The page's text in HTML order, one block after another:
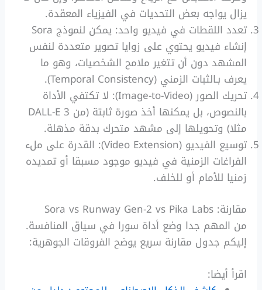
يزال يواجه بعض التحديات في الفيزياء المعقدة.
تعدد اللقطات في فيديو واحد: يمكن لنموذج Sora
إنشاء فيديو يحتوي على زوايا تصوير متعددة لنفس
المشهد دون أن تتغير ملامح الشخصيات، وهو ما
يعرف بـالثبات الزمني (Temporal Consistency).
تحريك الصور (Image-to-Video): لا تكتفي الأداة
بالنصوص، بل يمكنها أخذ صورة ثابتة (من DALL-E 3
مثلا) وتحويلها إلى مشهد متحرك بدقة مذهلة.
توسيع الفيديو (Video Extension): القدرة على ملء
الفراغات الزمنية في فيديو موجود مسبقا أو تمديده
زمنيا للأمام أو للخلف.
مقارنة: Sora vs Runway Gen-2 vs Pika Labs
من المهم جدا وضع أداة سورا في سياق المنافسة.
إليكم جدول مقارنة سريع يوضح الفروقات الجوهرية:
اقرأ أيضا: